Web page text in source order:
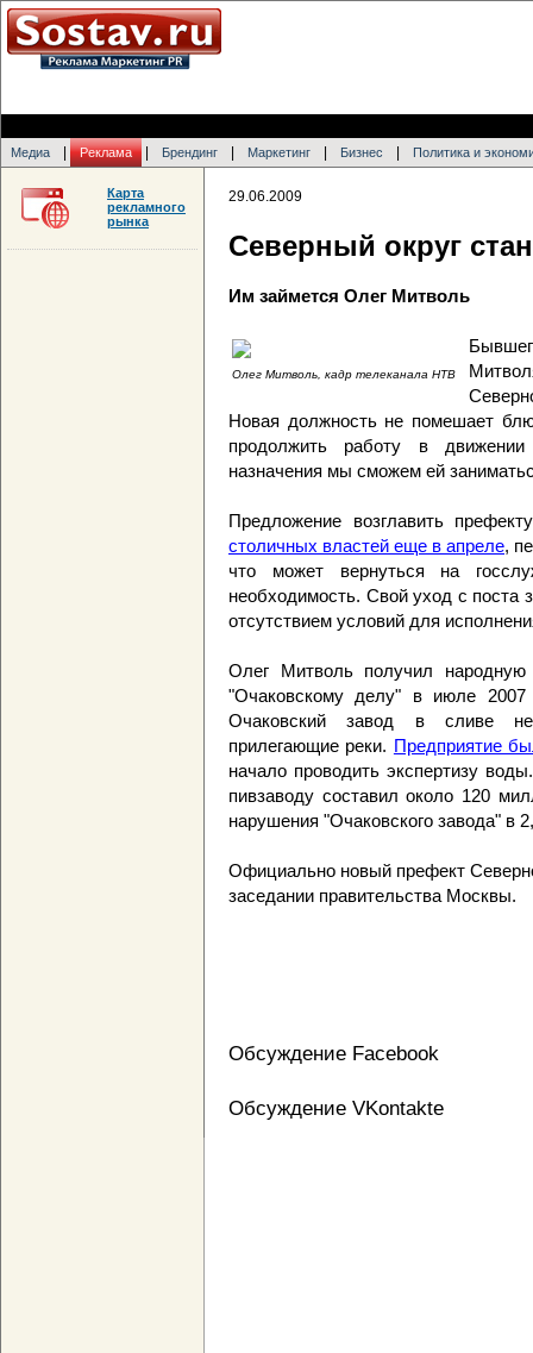
Медиа Реклама Брендинг Маркетинг Бизнес Политика и
29.06.2009
Северный округ
Им займется Олег Митволь
Олег Митволь, кадр телеканала НТВ
Новая должность не помешает
продолжить работу в
назначения мы сможем ей
Предложение возглавить
столичных властей еще в апреле,
что может вернуться на
необходимость. Свой уход с поста
отсутствием условий для
Олег Митволь получил народную
"Очаковскому делу" в июле 2007
Очаковский завод в сливе
прилегающие реки. Предприятие
начало проводить экспертизу
пивзаводу составил около 120
нарушения "Очаковского завода" в
Официально новый префект
заседании правительства Москвы.
Обсуждение Facebook
Обсуждение VKontakte
Карта
рекламного
рынка